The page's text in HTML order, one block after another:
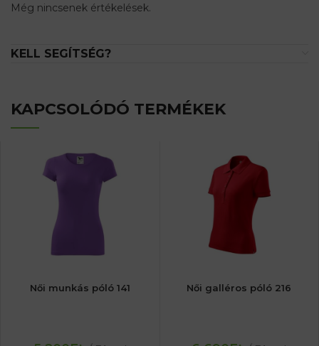
Még nincsenek értékelések.
KELL SEGÍTSÉG?
KAPCSOLÓDÓ TERMÉKEK
Női munkás póló 141 Női galléros póló 216